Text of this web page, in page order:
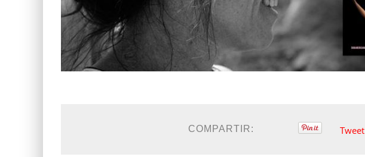
COMPARTIR: Tweet